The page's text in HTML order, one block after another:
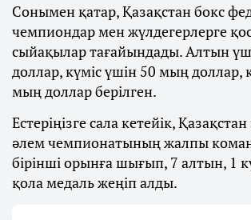
Сонымен қатар, Қазақстан бокс
чемпиондар мен жүлдегерлерге
сыйақылар тағайындады. Алтын
доллар, күміс үшін 50 мың доллар,
мың доллар берілген.
Естеріңізге сала кетейік,
әлем чемпионатының жалпы
бірінші орынға шығып, 7 алтын, 1
қола медаль жеңіп алды.